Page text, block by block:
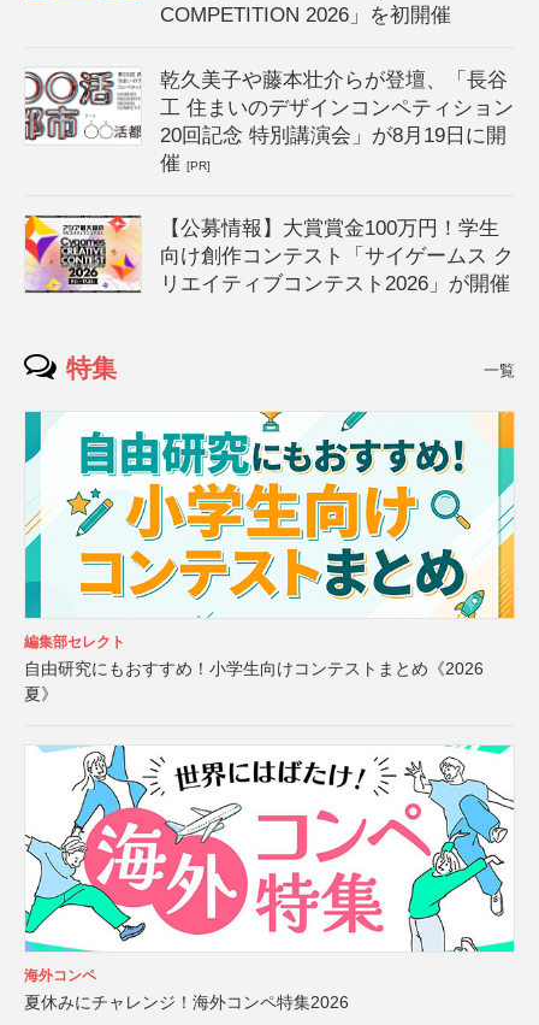
COMPETITION 2026」を初開催
乾久美子や藤本壮介らが登壇、「長谷
工 住まいのデザインコンペティション
20回記念 特別講演会」が8月19日に開
催[PR]
【公募情報】大賞賞金100万円！学生
向け創作コンテスト「サイゲームス ク
リエイティブコンテスト2026」が開催
特集 一覧
編集部セレクト
自由研究にもおすすめ！小学生向けコンテストまとめ《2026
夏》
海外コンペ
夏休みにチャレンジ！海外コンペ特集2026